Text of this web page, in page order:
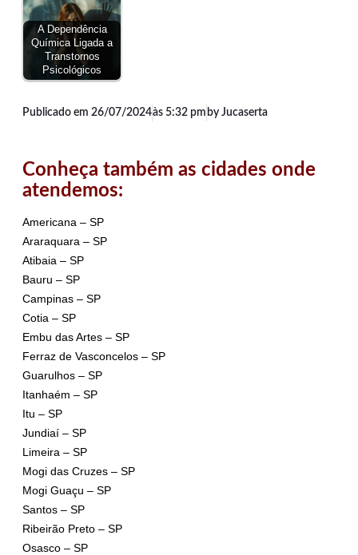
A Dependência
Química Ligada a
Transtornos
Psicológicos
Publicado em 26/07/2024às 5:32 pm by Jucaserta
Conheça também as cidades onde
atendemos:
Americana – SP
Araraquara – SP
Atibaia – SP
Bauru – SP
Campinas – SP
Cotia – SP
Embu das Artes – SP
Ferraz de Vasconcelos – SP
Guarulhos – SP
Itanhaém – SP
Itu – SP
Jundiaí – SP
Limeira – SP
Mogi das Cruzes – SP
Mogi Guaçu – SP
Santos – SP
Ribeirão Preto – SP
Osasco – SP